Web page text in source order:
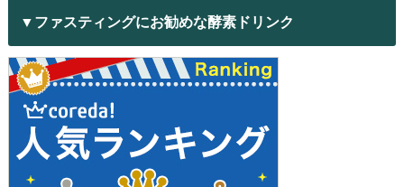
▼ファスティングにお勧めな酵素ドリンク